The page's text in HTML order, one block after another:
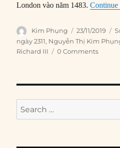
London vào năm 1483.Continue
Author
Kim Phụng
Posted
on
23/11/2019
ngày 2311, Nguyễn Thị Kim
Richard III
0 Comments
Search
for: